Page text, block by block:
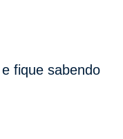
fique sabendo